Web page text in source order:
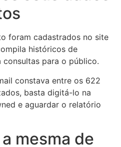
foram cadastrados no site
históricos de
para o público.
constava entre os 622
basta digitá-lo na
e aguardar o relatório
mesma de